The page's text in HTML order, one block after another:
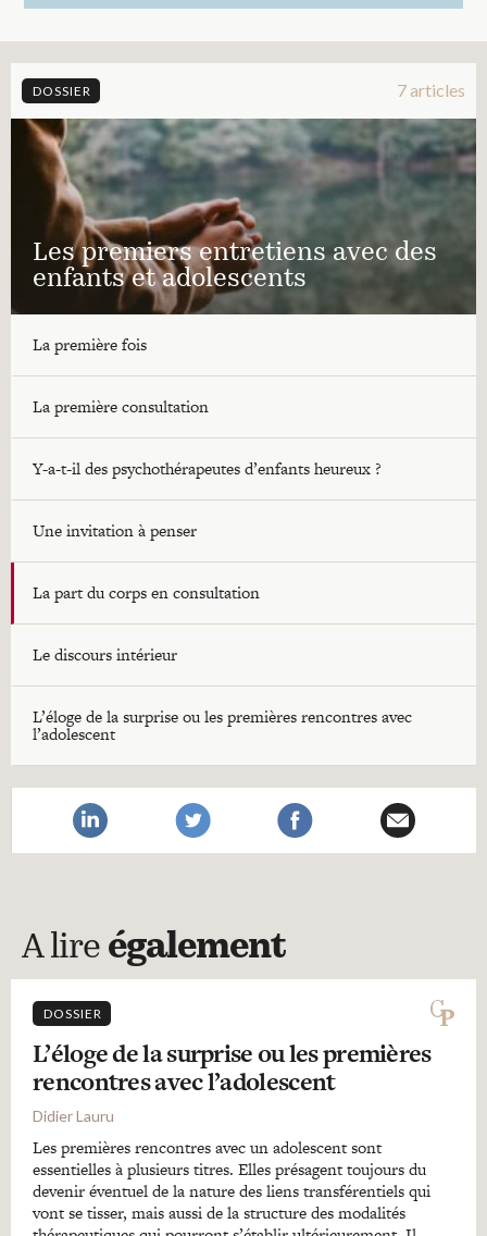
DOSSIER 7 articles
Les premiers entretiens avec des
enfants et adolescents
La première fois
La première consultation
Y-a-t-il des psychothérapeutes d’enfants heureux ?
Une invitation à penser
La part du corps en consultation
Le discours intérieur
L’éloge de la surprise ou les premières rencontres avec
l’adolescent
A lire également
DOSSIER
L’éloge de la surprise ou les premières
rencontres avec l’adolescent
Didier Lauru
Les premières rencontres avec un adolescent sont
essentielles à plusieurs titres. Elles présagent toujours du
devenir éventuel de la nature des liens transférentiels qui
vont se tisser, mais aussi de la structure des modalités